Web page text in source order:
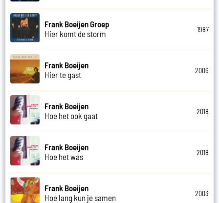
Frank Boeijen Groep
Hier komt de storm
1987
Frank Boeijen
Hier te gast
2006
Frank Boeijen
Hoe het ook gaat
2018
Frank Boeijen
Hoe het was
2018
Frank Boeijen
Hoe lang kun je samen
2003